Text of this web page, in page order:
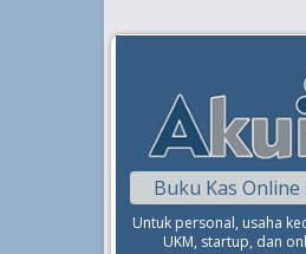
Buku Kas Online
Untuk personal, usaha
UKM, startup, dan